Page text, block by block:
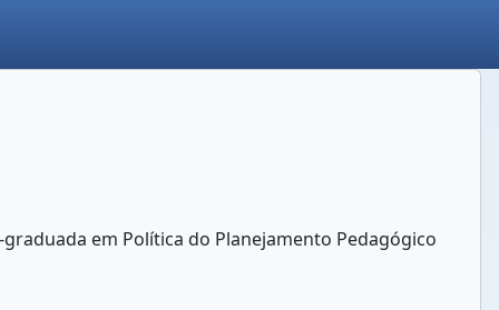
em Política do Planejamento Pedagógico